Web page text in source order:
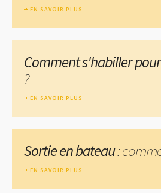
EN SAVOIR PLUS
Comment s'habiller
?
EN SAVOIR PLUS
Sortie en bateau:
EN SAVOIR PLUS